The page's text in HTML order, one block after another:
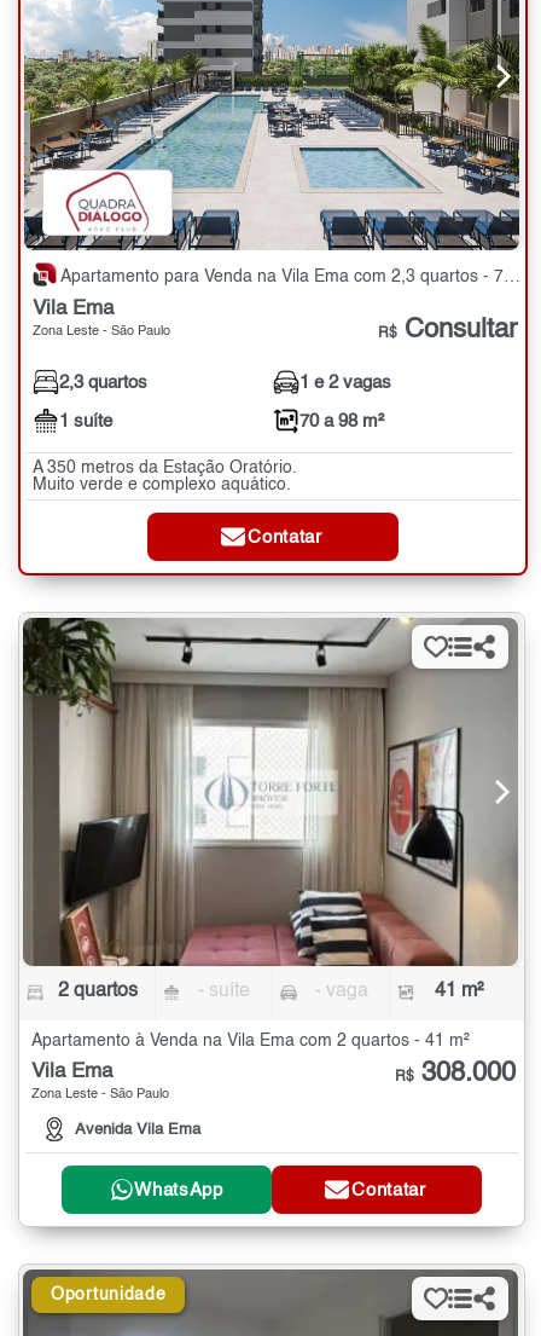
Apartamento para Venda na Vila Ema com 2,3 quartos - 70 a 98 m²
Vila Ema
Zona Leste - São Paulo R$ Consultar
2,3 quartos
1 suíte
1 e 2 vagas
70 a 98 m²
A 350 metros da Estação Oratório.
Muito verde e complexo aquático.
Contatar
2 quartos - suíte - vaga 41 m²
Apartamento à Venda na Vila Ema com 2 quartos - 41 m²
Vila Ema
Zona Leste - São Paulo
Avenida Vila Ema
R$ 308.000
WhatsApp Contatar
Oportunidade